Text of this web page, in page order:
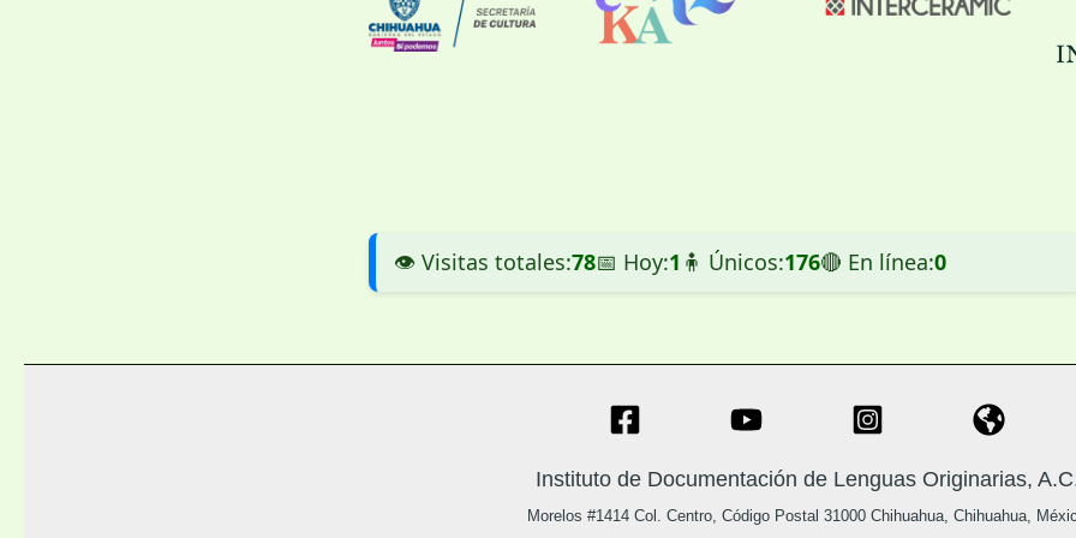
👁️ Visitas totales:78📅 Hoy:1 🧍 Únicos:176🔴 En línea:0
Instituto de Documentación de Lenguas Originarias,
Morelos #1414 Col. Centro, Código Postal 31000 Chihuahua, Chihuahua,